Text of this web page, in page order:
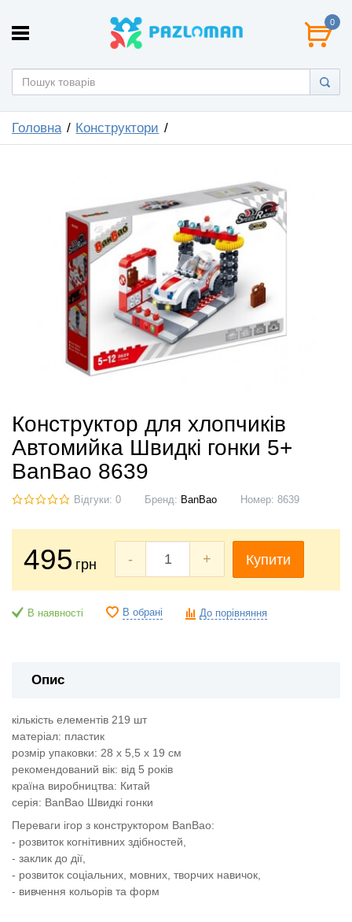
0
Головна Конструктори
Конструктор для хлопчиків
Автомийка Швидкі гонки 5+
BanBao 8639
Відгуки: 0 Бренд: BanBao Номер: 8639
495 грн - + Купити
В наявності В обрані До порівняння
Опис
кількість елементів 219 шт
матеріал: пластик
розмір упаковки: 28 х 5,5 х 19 см
рекомендований вік: від 5 років
країна виробництва: Китай
серія: BanBao Швидкі гонки
Переваги ігор з конструктором BanBao:
- розвиток когнітивних здібностей,
- заклик до дії,
- розвиток соціальних, мовних, творчих навичок,
- вивчення кольорів та форм